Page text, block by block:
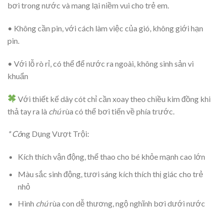
bơi trong nước và mang lại niềm vui cho trẻ em.
• Không cần pin, với cách làm việc của gió, không giới hạn
pin.
• Với lỗ rò rỉ, có thể để nước ra ngoài, không sinh sản vi
khuẩn
Với thiết kế dây cót chỉ cần xoay theo chiều kim đồng khi
thả tay ra là chúrùa có thể bơi tiến về phía trước.
* Công Dụng Vượt Trội:
Kích thích vận động, thể thao cho bé khỏe mạnh cao lớn
Màu sắc sinh động, tươi sáng kích thích thị giác cho trẻ
nhỏ
Hình chúrùa con dễ thương, ngộ nghĩnh bơi dưới nước